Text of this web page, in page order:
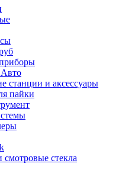
станции и аксессуары
пайки
смотровые стекла